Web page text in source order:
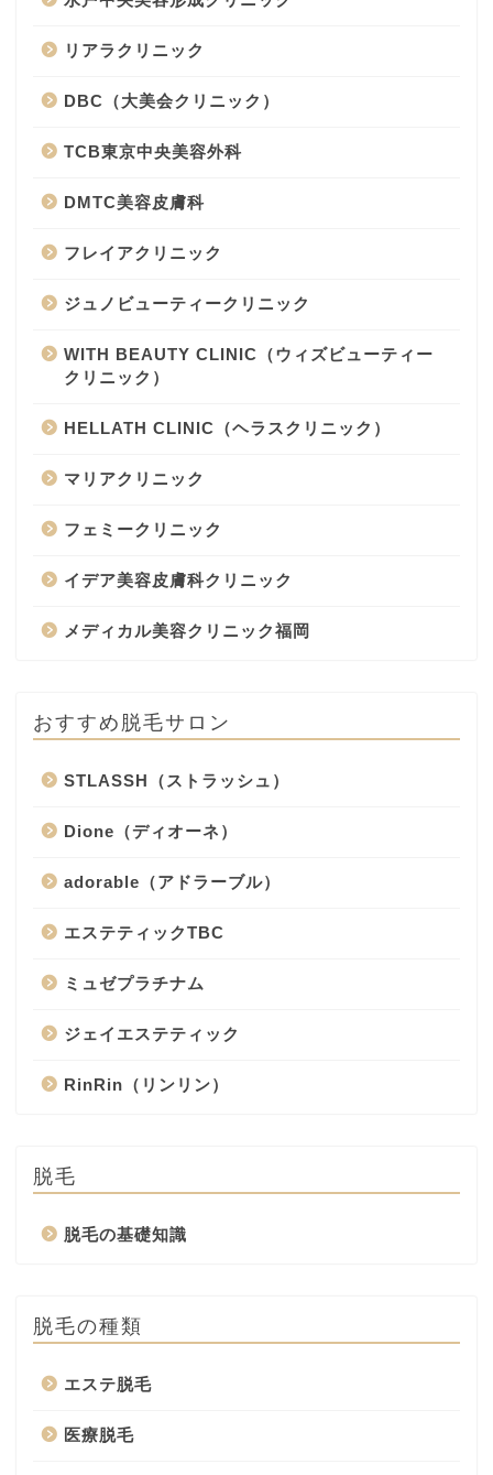
リアラクリニック
DBC（大美会クリニック）
TCB東京中央美容外科
DMTC美容皮膚科
フレイアクリニック
ジュノビューティークリニック
WITH BEAUTY CLINIC（ウィズビューティー
クリニック）
HELLATH CLINIC（ヘラスクリニック）
マリアクリニック
フェミークリニック
イデア美容皮膚科クリニック
メディカル美容クリニック福岡
おすすめ脱毛サロン
STLASSH（ストラッシュ）
Dione（ディオーネ）
adorable（アドラーブル）
エステティックTBC
ミュゼプラチナム
ジェイエステティック
RinRin（リンリン）
脱毛
脱毛の基礎知識
脱毛の種類
エステ脱毛
医療脱毛